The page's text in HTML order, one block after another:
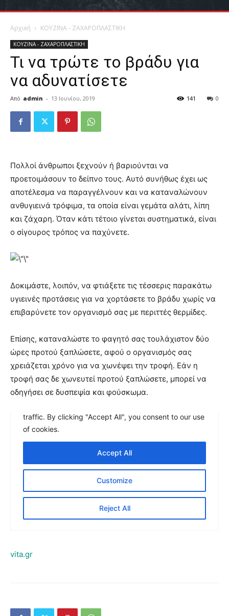
Αρχική ΚΟΥΖΙΝΑ - ΖΑΧΑΡΟΠΛΑΣΤΙΚΗ
ΚΟΥΖΙΝΑ - ΖΑΧΑΡΟΠΛΑΣΤΙΚΗ
Τι να τρώτε το βράδυ για
να αδυνατίσετε
Από admin - 13 Ιουνίου, 2019 0
141
Πολλοί άνθρωποι ξεχνούν ή βαριούνται να
προετοιμάσουν το δείπνο τους. Αυτό συνήθως έχει ως
αποτέλεσμα να παραγγέλνουν και να καταναλώνουν
ανθυγιεινά τρόφιμα, τα οποία είναι γεμάτα αλάτι, λίπη
και ζάχαρη. Όταν κάτι τέτοιο γίνεται συστηματικά, είναι
ο σίγουρος τρόπος να παχύνετε.
Δοκιμάστε, λοιπόν, να φτιάξετε τις τέσσερις παρακάτω
υγιεινές προτάσεις για να χορτάσετε το βράδυ χωρίς να
επιβαρύνετε τον οργανισμό σας με περιττές θερμίδες.
Επίσης, καταναλώστε το φαγητό σας τουλάχιστον δύο
ώρες προτού ξαπλώσετε, αφού ο οργανισμός σας
χρειάζεται χρόνο για να χωνέψει την τροφή. Εάν η
τροφή σας δε χωνευτεί προτού ξαπλώσετε, μπορεί να
οδηγήσει σε δυσπεψία και φούσκωμα.
vita.gr